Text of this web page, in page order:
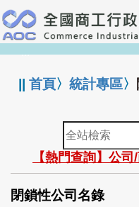
跳
到
主
要
:::
||首頁〉統計專區〉
全
站
檢
索
【熱門查詢】公
閉鎖性公司名錄